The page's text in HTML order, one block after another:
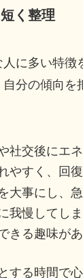
く整理
に多い特徴
分の傾向を
社交後にエ
やすく、回
大事にし、
我慢してし
きる趣味が
する時間で